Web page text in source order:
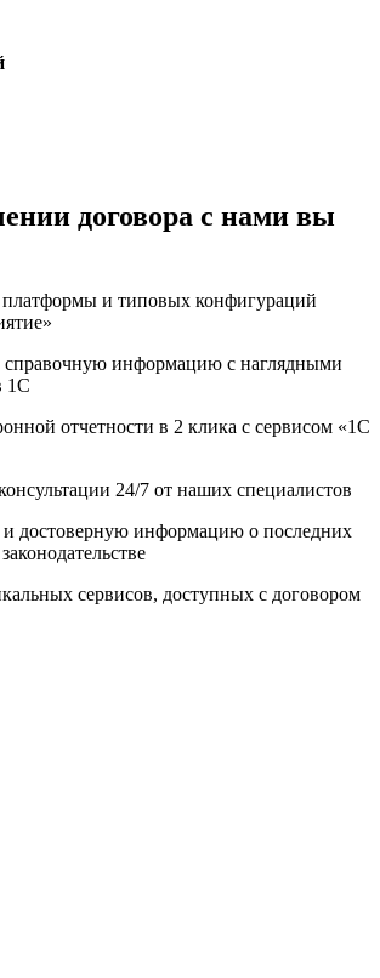
договора с нами вы
и типовых конфигураций
информацию с наглядными
1С
отчетности в 2 клика с сервисом «1С
24/7 от наших специалистов
достоверную информацию о последних
сервисов, доступных с договором